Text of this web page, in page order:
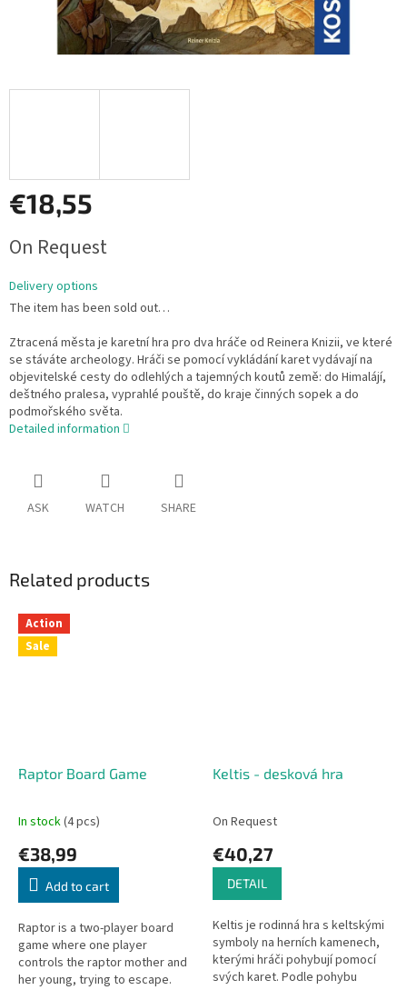
€18,55
price:
On Request
Delivery options
The item has been sold out…
Ztracená města je karetní hra pro dva hráče od Reinera Knizii, ve které
se stáváte archeology. Hráči se pomocí vykládání karet vydávají na
objevitelské cesty do odlehlých a tajemných koutů země: do Himalájí,
deštného pralesa, vyprahlé pouště, do kraje činných sopek a do
podmořského světa.
Detailed information
ASK WATCH SHARE
Related products
Action
Sale
Raptor Board Game
In stock(4 pcs)
€38,99
Add to cart
Raptor is a two-player board
game where one player
controls the raptor mother and
her young, trying to escape.
Keltis - desková hra
On Request
€40,27
DETAIL
Keltis je rodinná hra s keltskými
symboly na herních kamenech,
kterými hráči pohybují pomocí
svých karet. Podle pohybu